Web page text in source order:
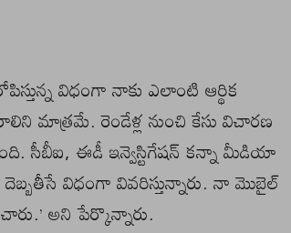
విధంగా నాకు ఎలాంటి ఆర్థిక
మాత్రమే. రెండేళ్ల నుంచి కేసు విచారణ
సీబీఐ, ఈడీ ఇన్వెస్టిగేషన్ కన్నా మీడియా
విధంగా వివరిస్తున్నారు. నా మొబైల్
అని పేర్కొన్నారు.